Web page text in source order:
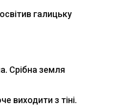
галицьку
Срібна земля
виходити з тіні.